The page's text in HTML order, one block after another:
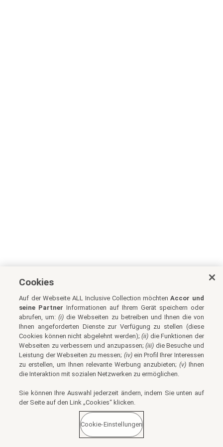
Cookies
Auf der Webseite ALL Inclusive Collection möchtenAccor und
seine Partner Informationen auf Ihrem Gerät speichern oder
abrufen, um:(i) die Webseiten zu betreiben und Ihnen die von
Ihnen angeforderten Dienste zur Verfügung zu stellen (diese
Cookies können nicht abgelehnt werden);(ii) die Funktionen der
Webseiten zu verbessern und anzupassen;(iii) die Besuche und
Leistung der Webseiten zu messen; (iv)ein Profil Ihrer Interessen
zu erstellen, um Ihnen relevante Werbung anzubieten; (v)Ihnen
die Interaktion mit sozialen Netzwerken zu ermöglichen.
Sie können Ihre Auswahl jederzeit ändern, indem Sie unten auf
der Seite auf den Link „Cookies“ klicken.
Cookie-Einstellungen